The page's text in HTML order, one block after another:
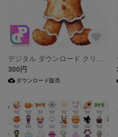
300円
ダウンロード販売